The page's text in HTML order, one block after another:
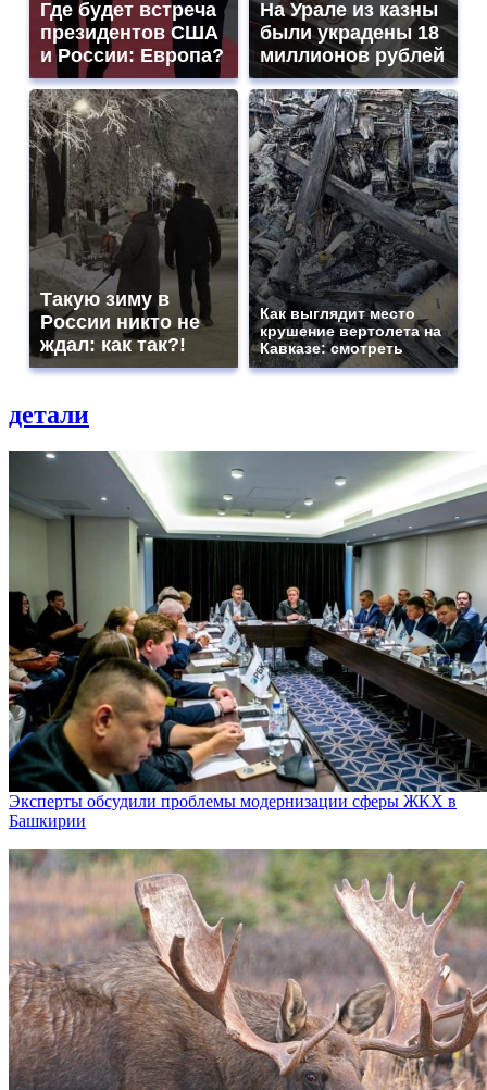
Где будет встреча
президентов США
и России: Европа?
На Урале из казны
были украдены 18
миллионов рублей
Такую зиму в
России никто не
ждал: как так?!
Как выглядит место
крушение вертолета на
Кавказе: смотреть
детали
Эксперты обсудили проблемы модернизации сферы ЖКХ в
Башкирии